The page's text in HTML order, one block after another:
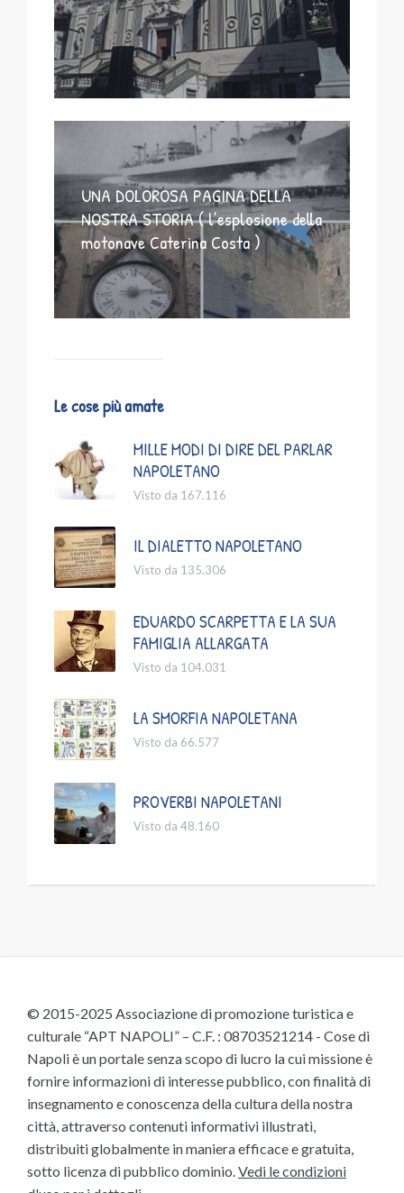
UNA DOLOROSA PAGINA DELLA
NOSTRA STORIA ( l’esplosione della
motonave Caterina Costa )
Le cose più amate
MILLE MODI DI DIRE DEL PARLAR
NAPOLETANO
Visto da 167.116
IL DIALETTO NAPOLETANO
Visto da 135.306
EDUARDO SCARPETTA E LA SUA
FAMIGLIA ALLARGATA
Visto da 104.031
LA SMORFIA NAPOLETANA
Visto da 66.577
PROVERBI NAPOLETANI
Visto da 48.160
© 2015-2025 Associazione di promozione turistica e
culturale “APT NAPOLI” – C.F. : 08703521214 - Cose di
Napoli è un portale senza scopo di lucro la cui missione è
fornire informazioni di interesse pubblico, con finalità di
insegnamento e conoscenza della cultura della nostra
città, attraverso contenuti informativi illustrati,
distribuiti globalmente in maniera efficace e gratuita,
sotto licenza di pubblico dominio.Vedi le condizioni